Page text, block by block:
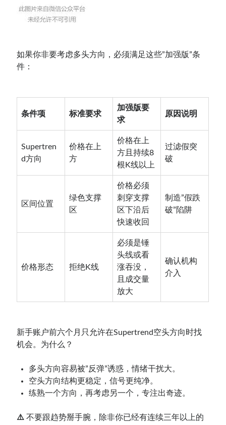
如果你非要考虑多头方向，必须满足这些”加强版”条
件：
条件项 标准要求
加强版要
求
原因说明
Supertren
d方向
价格在上
方
价格在上
方且持续8
根K线以上
过滤假突
破
区间位置
绿色支撑
区
价格必须
刺穿支撑
区下沿后
快速收回
制造”假跌
破”陷阱
价格形态 拒绝K线
必须是锤
头线或看
涨吞没，
且成交量
放大
确认机构
介入
新手账户前六个月只允许在Supertrend空头方向时找
机会。为什么？
多头方向容易被”反弹”诱惑，情绪干扰大。
空头方向结构更稳定，信号更纯净。
练熟一个方向，再考虑另一个，专注出奇迹。
⚠️不要跟趋势掰手腕，除非你已经有连续三年以上的